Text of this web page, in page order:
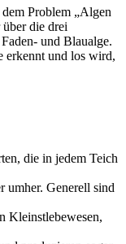
Problem „Algen
über die drei
und Blaualge.
erkennt und los wird,
die in jedem Teich
umher. Generell sind
Kleinstlebewesen,